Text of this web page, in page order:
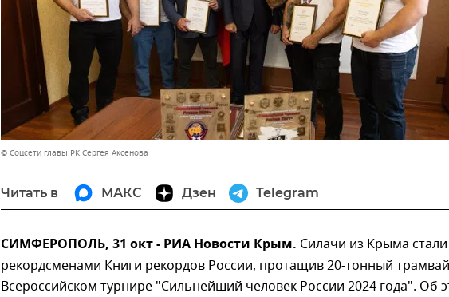
© Соцсети главы РК Сергея Аксенова
Читать в МАКС Дзен Telegram
СИМФЕРОПОЛЬ, 31 окт - РИА Новости Крым. Силачи из Крыма стали
рекордсменами Книги рекордов России, протащив 20-тонный
Всероссийском турнире "Сильнейший человек России 2024 года". Об